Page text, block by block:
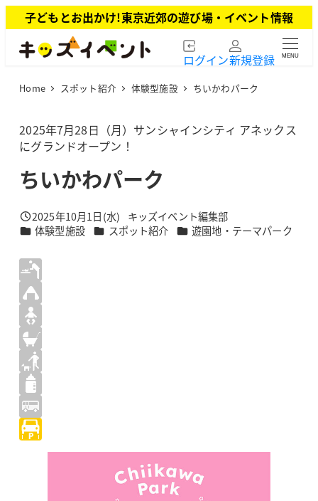
イ
子どもとお出かけ!東京近郊の遊び場・イベント情報
ログイン新規登録 MENU
Home スポット紹介 体験型施設 ちいかわパーク
2025年7月28日（月）サンシャインシティ アネックス
にグランドオープン！
ちいかわパーク
投稿日
2025年10月1日(水) 著
者
キッズイベント編集部
カテゴリー
体験型施設 カテゴリー
スポット紹介 カテゴリー
遊園地・テーマパーク